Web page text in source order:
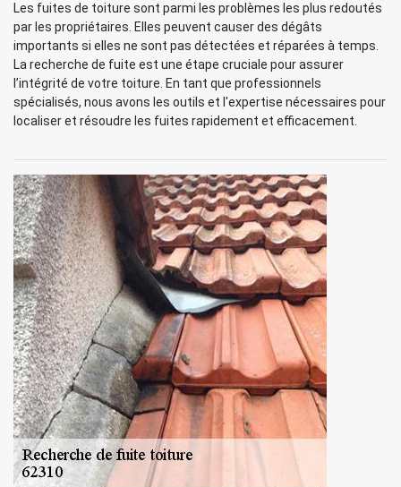
Les fuites de toiture sont parmi les problèmes les plus redoutés
par les propriétaires. Elles peuvent causer des dégâts
importants si elles ne sont pas détectées et réparées à temps.
La recherche de fuite est une étape cruciale pour assurer
l’intégrité de votre toiture. En tant que professionnels
spécialisés, nous avons les outils et l'expertise nécessaires pour
localiser et résoudre les fuites rapidement et efficacement.